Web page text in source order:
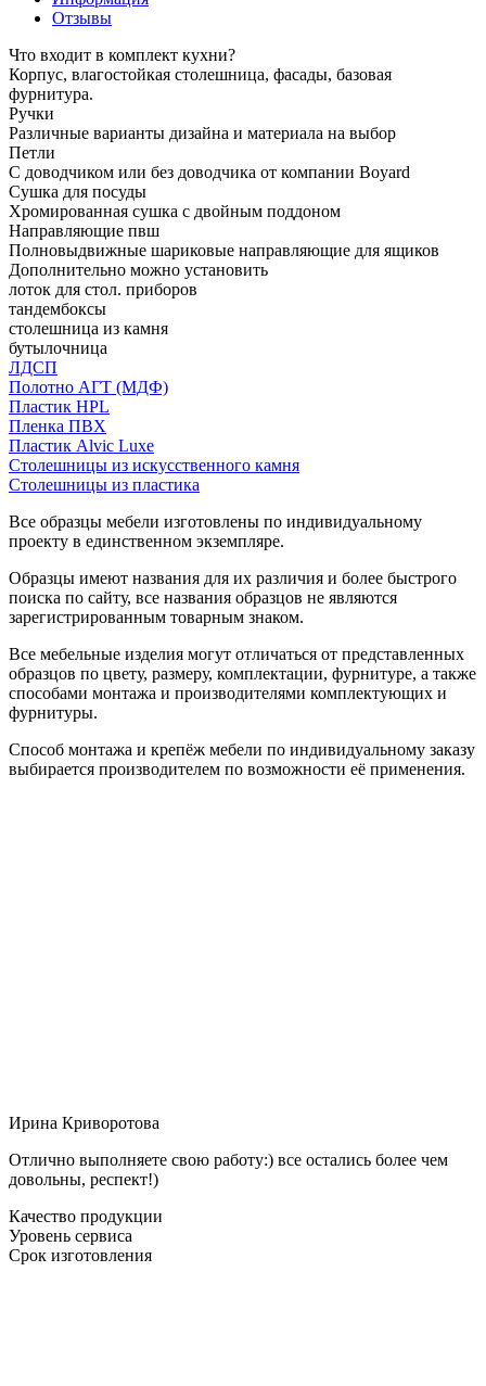
Отзывы
Что входит в комплект кухни?
Корпус, влагостойкая столешница, фасады, базовая
фурнитура.
Ручки
Различные варианты дизайна и материала на выбор
Петли
С доводчиком или без доводчика от компании Boyard
Сушка для посуды
Хромированная сушка с двойным поддоном
Направляющие пвш
Полновыдвижные шариковые направляющие для ящиков
Дополнительно можно установить
лоток для стол. приборов
тандембоксы
столешница из камня
бутылочница
ЛДСП
Полотно АГТ (МДФ)
Пластик HPL
Пленка ПВХ
Пластик Alvic Luxe
Столешницы из искусственного камня
Столешницы из пластика
Все образцы мебели изготовлены по индивидуальному
проекту в единственном экземпляре.
Образцы имеют названия для их различия и более быстрого
поиска по сайту, все названия образцов не являются
зарегистрированным товарным знаком.
Все мебельные изделия могут отличаться от представленных
образцов по цвету, размеру, комплектации, фурнитуре, а также
способами монтажа и производителями комплектующих и
фурнитуры.
Способ монтажа и крепёж мебели по индивидуальному заказу
выбирается производителем по возможности её применения.
Ирина Криворотова
Отлично выполняете свою работу:) все остались более чем
довольны, респект!)
Качество продукции
Уровень сервиса
Срок изготовления